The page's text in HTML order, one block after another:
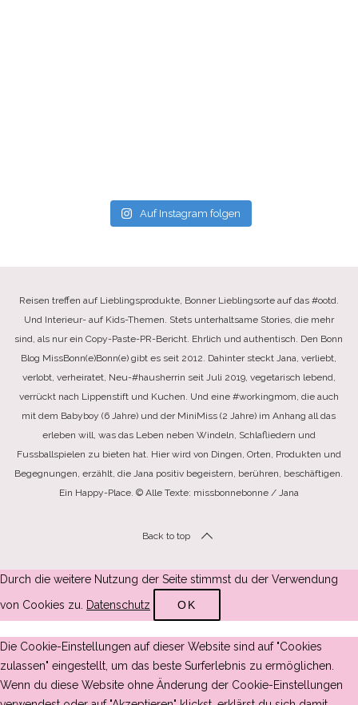
Auf Instagram folgen
Reisen treffen auf Lieblingsprodukte, Bonner Lieblingsorte auf das #ootd.
Und Interieur- auf Kids-Themen. Stets unterhaltsame Stories, die mehr
sind, als nur ein Copy-Paste-PR-Bericht. Ehrlich und authentisch. Den Bonn
Blog MissBonn(e)Bonn(e) gibt es seit 2012. Dahinter steckt Jana, verliebt,
verlobt, verheiratet, Neu-#hausherrin seit Juli 2019, vegetarisch lebend,
verrückt nach Lippenstift und Kuchen. Und eine #workingmom, die auch
mit dem Babyboy (6 Jahre) und der MiniMiss (2 Jahre) im Anhang all das
erleben will, was das Leben neben Windeln, Schlafliedern und
Fussballspielen zu bieten hat. Hier wird von Dingen, Orten, Produkten und
Begegnungen, erzählt, die Jana positiv begeistern, berühren, beschäftigen.
Ein Happy-Place. © Alle Texte: missbonnebonne / Jana
Back to top
Durch die weitere Nutzung der Seite stimmst du der Verwendung
von Cookies zu. Datenschutz OK
Die Cookie-Einstellungen auf dieser Website sind auf "Cookies
zulassen" eingestellt, um das beste Surferlebnis zu ermöglichen.
Wenn du diese Website ohne Änderung der Cookie-Einstellungen